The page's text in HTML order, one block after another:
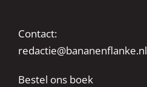
Contact:
redactie@bananenflanke.nl
Bestel ons boek